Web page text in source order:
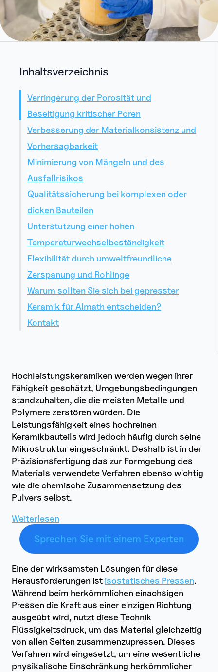
Inhaltsverzeichnis
Verringerung der Porosität und
Beseitigung kritischer Poren
Verbesserung der Materialkonsistenz und
Vorhersagbarkeit
Minimierung von Mängeln und des
Ausfallrisikos
Qualitätssicherung bei komplexen oder
dicken Bauteilen
Unterstützung einer hohen
Temperaturwechselbeständigkeit
Flexibilität durch umweltfreundliche
Zerspanung und Rohlinge
Warum sollten Sie sich bei gepresster
Keramik für Almath entscheiden?
Kontakt
Hochleistungskeramiken werden wegen ihrer
Fähigkeit geschätzt, Umgebungsbedingungen
standzuhalten, die die meisten Metalle und
Polymere zerstören würden. Die
Leistungsfähigkeit eines hochreinen
Keramikbauteils wird jedoch häufig durch seine
Mikrostruktur eingeschränkt. Deshalb ist in der
Präzisionsfertigung das zur Formgebung des
Materials verwendete Verfahren ebenso wichtig
wie die chemische Zusammensetzung des
Pulvers selbst.
Weiterlesen
Probleme
löst
das
isostatische
Pressen
bei
Keramikkomponenten?
Sprechen Sie mit einem Experten
Eine der wirksamsten Lösungen für diese
Herausforderungen ist isostatisches Pressen.
Während beim herkömmlichen einachsigen
Pressen die Kraft aus einer einzigen Richtung
ausgeübt wird, nutzt diese Technik
Flüssigkeitsdruck, um das Material gleichzeitig
von allen Seiten zusammenzupressen. Dieses
Verfahren wird eingesetzt, um eine wesentliche
physikalische Einschränkung herkömmlicher